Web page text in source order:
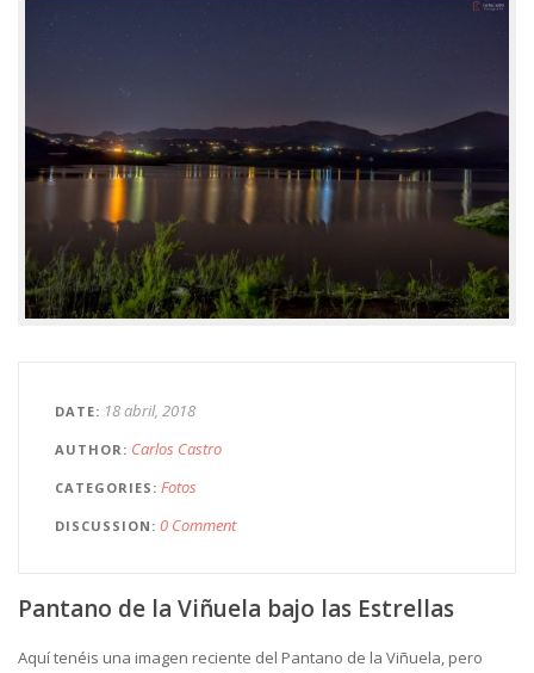
DATE 18 abril, 2018
AUTHOR Carlos Castro
CATEGORIES Fotos
DISCUSSION 0 Comment
Pantano de la Viñuela bajo las Estrellas
Aquí tenéis una imagen reciente del Pantano de la Viñuela, pero